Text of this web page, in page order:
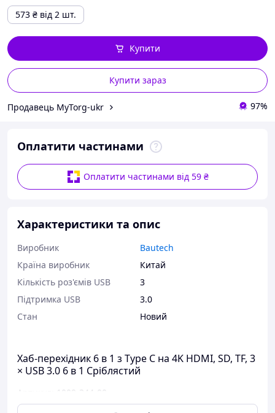
573 ₴ від 2 шт.
Купити зараз
Купити
Продавець MyTorg-ukr 97%
Оплатити частинами
Оплатити частинами від 59 ₴
Характеристики та опис
Виробник
Bautech
Країна виробник
Китай
Кількість роз'ємів USB
3
Підтримка USB
3.0
Стан
Новий
Хаб-перехідник 6 в 1 з Type C на 4K HDMI, SD, TF, 3
× USB 3.0 6 в 1 Сріблястий
Артикул: 1009-344-00
Хаб-перехідник 6 в 1 з Type C на 4K HDMI, SD, TF, 3 ×